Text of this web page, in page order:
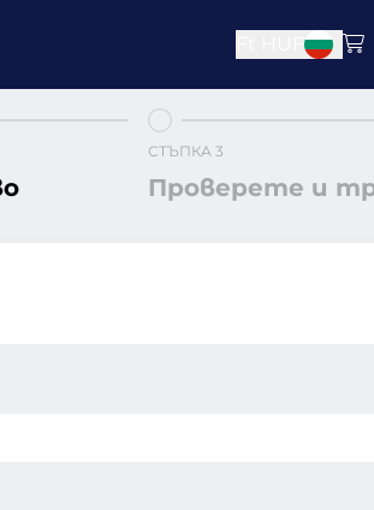
СТЪПКА 3
Проверете и